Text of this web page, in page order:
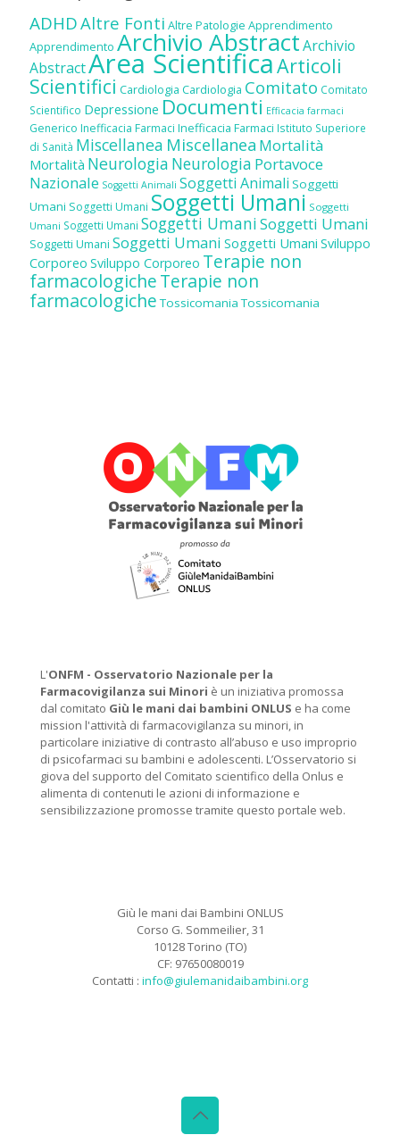
ADHDAltre Fonti Altre Patologie Apprendimento
Apprendimento Archivio AbstractArchivio
AbstractArea ScientificaArticoli
Scientifici Cardiologia Cardiologia Comitato Comitato
Scientifico Depressione Documenti Efficacia farmaci
Generico Inefficacia Farmaci Inefficacia Farmaci Istituto Superiore
di Sanità Miscellanea Miscellanea Mortalità
Mortalità Neurologia Neurologia Portavoce
Nazionale Soggetti Animali Soggetti Animali Soggetti
Umani Soggetti Umani Soggetti Umani Soggetti
Umani Soggetti Umani Soggetti UmaniSoggetti Umani
Soggetti Umani Soggetti Umani Soggetti Umani Sviluppo
Corporeo Sviluppo Corporeo Terapie non
farmacologicheTerapie non
farmacologiche Tossicomania Tossicomania
L'ONFM - Osservatorio Nazionale per la
Farmacovigilanza sui Minori è un iniziativa promossa
dal comitato Giù le mani dai bambini ONLUS e ha come
mission l'attività di farmacovigilanza su minori, in
particolare iniziative di contrasto all’abuso e uso improprio
di psicofarmaci su bambini e adolescenti. L’Osservatorio si
giova del supporto del Comitato scientifico della Onlus e
alimenta di contenuti le azioni di informazione e
sensibilizzazione promosse tramite questo portale web.
Giù le mani dai Bambini ONLUS
Corso G. Sommeilier, 31
10128 Torino (TO)
CF: 97650080019
Contatti : info@giulemanidaibambini.org